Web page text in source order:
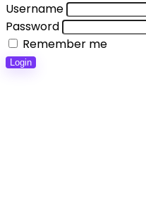
Username
Password
Remember me
Login